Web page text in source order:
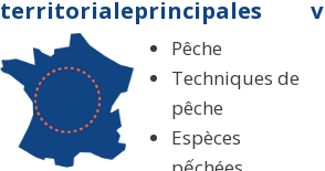
territorialeprincipales
Pêche
Techniques de
pêche
Espèces